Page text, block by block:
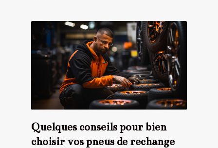
Quelques conseils pour bien
choisir vos pneus de rechange